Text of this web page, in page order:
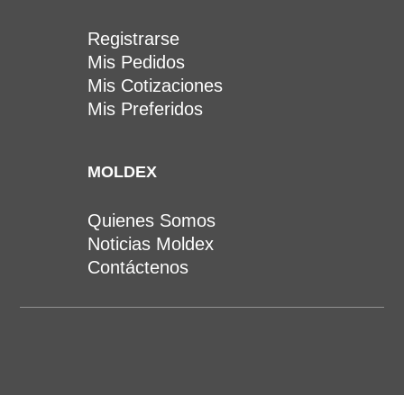
Registrarse
Mis Pedidos
Mis Cotizaciones
Mis Preferidos
MOLDEX
Quienes Somos
Noticias Moldex
Contáctenos